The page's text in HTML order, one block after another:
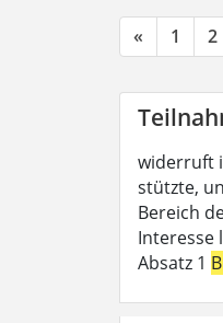
« 1 2
widerruft
stützte,
Bereich
Interesse
Absatz 1